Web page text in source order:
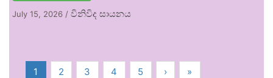
July 15, 2026 / විනිවිද සායනය
1 2 3 4 5 › »